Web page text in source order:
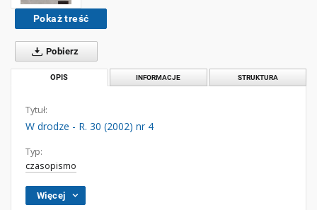
Pokaż treść
Pobierz
OPIS INFORMACJE STRUKTURA
Tytuł:
W drodze - R. 30 (2002) nr 4
Typ:
czasopismo
Więcej